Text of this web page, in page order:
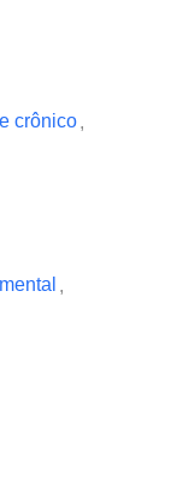
crônico,
,